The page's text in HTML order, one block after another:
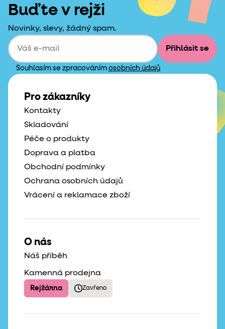
Buďte v rejži
Novinky, slevy, žádný spam.
Přihlásit se
Souhlasím se zpracováním osobních údajů
Pro zákazníky
Kontakty
Skladování
Péče o produkty
Doprava a platba
Obchodní podmínky
Ochrana osobních údajů
Vrácení a reklamace zboží
O nás
Náš příběh
Kamenná prodejna
Rejžárna Zavřeno